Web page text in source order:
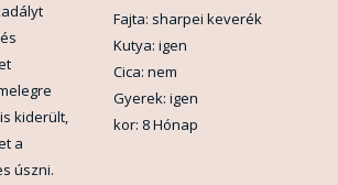
kiderült,
a
úszni.
Fajta: sharpei keverék
Kutya: igen
Cica: nem
Gyerek: igen
kor: 8 Hónap